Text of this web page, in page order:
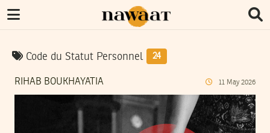
Code du Statut Personnel 24
RIHAB BOUKHAYATIA 11 May 2026